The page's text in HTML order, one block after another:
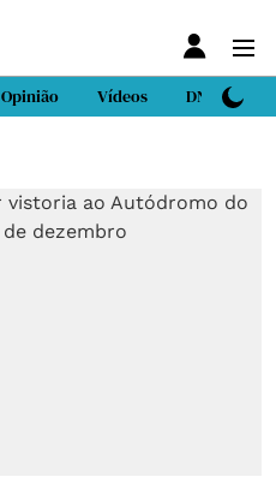
Opinião Vídeos DN Sport